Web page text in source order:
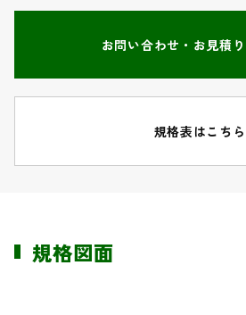
お問い合わせ・お見積
規格表はこちら
規格図面